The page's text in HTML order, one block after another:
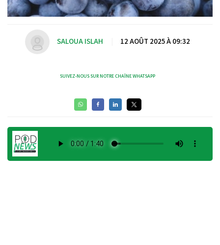
SALOUA ISLAH 12 AOÛT 2025 À 09:32
SUIVEZ-NOUS SUR NOTRE CHAÎNE WHATSAPP